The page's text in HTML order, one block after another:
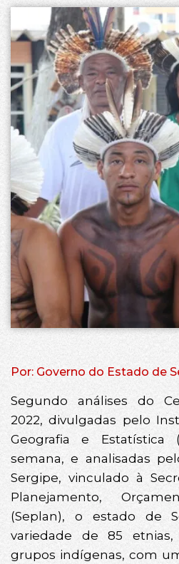
Por: Governo do Estado de
Segundo análises do
2022, divulgadas pelo
Geografia e Estatística
semana, e analisadas
Sergipe, vinculado à
Planejamento,
(Seplan), o estado de
variedade de 85
grupos indígenas, com